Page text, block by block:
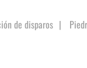
de disparos |